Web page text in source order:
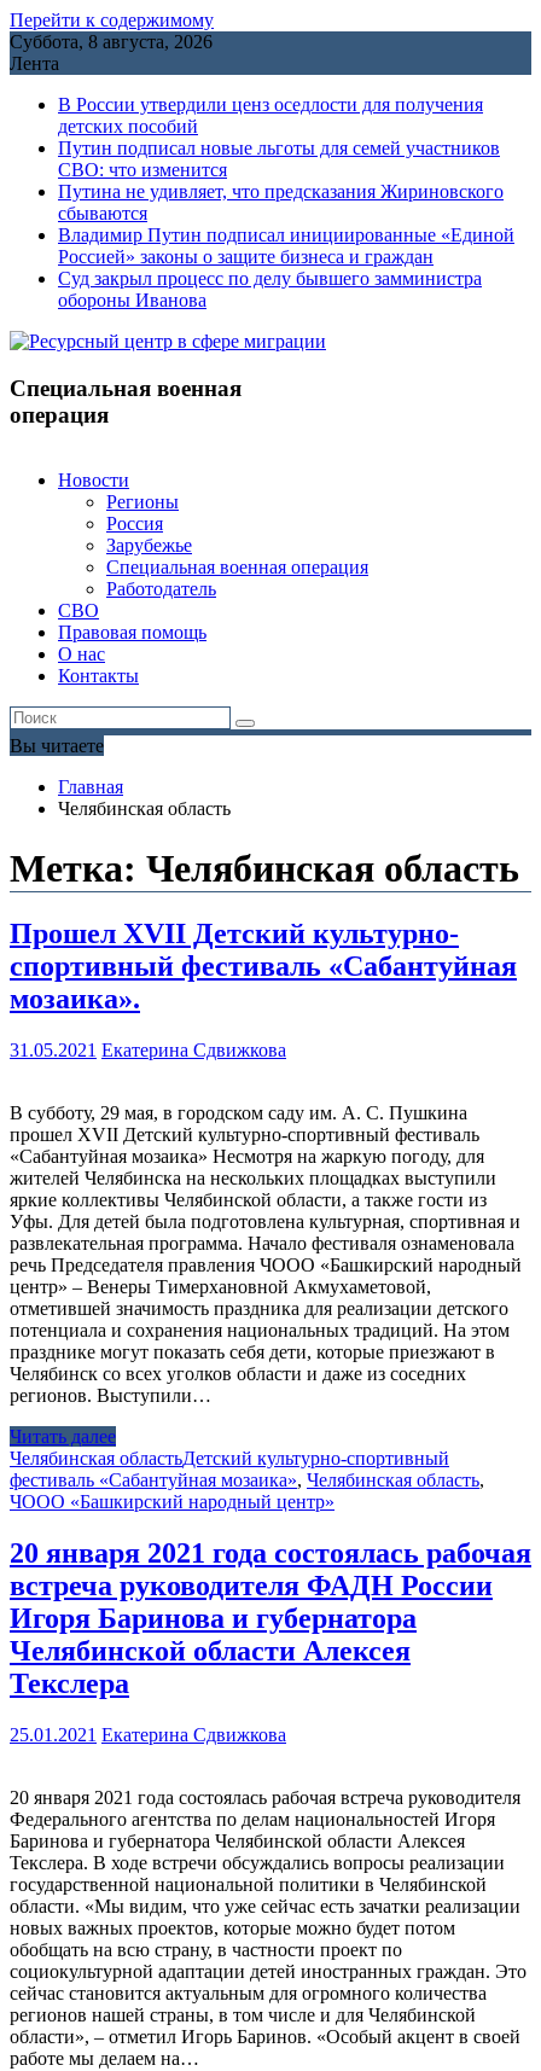
Перейти к содержимому
Суббота, 8 августа, 2026
Лента
В России утвердили ценз оседлости для получения
детских пособий
Путин подписал новые льготы для семей участников
СВО: что изменится
Путина не удивляет, что предсказания Жириновского
сбываются
Владимир Путин подписал инициированные «Единой
Россией» законы о защите бизнеса и граждан
Cуд закрыл процесс по делу бывшего замминистра
обороны Иванова
Специальная военная
операция
Новости
Регионы
Россия
Зарубежье
Специальная военная операция
Работодатель
СВО
Правовая помощь
О нас
Контакты
Вы читаете
Главная
Челябинская область
Метка: Челябинская область
Прошел XVII Детский культурно-
спортивный фестиваль «Сабантуйная
мозаика».
31.05.2021 Екатерина Сдвижкова
В субботу, 29 мая, в городском саду им. А. С. Пушкина
прошел XVII Детский культурно-спортивный фестиваль
«Сабантуйная мозаика» Несмотря на жаркую погоду, для
жителей Челябинска на нескольких площадках выступили
яркие коллективы Челябинской области, а также гости из
Уфы. Для детей была подготовлена культурная, спортивная и
развлекательная программа. Начало фестиваля ознаменовала
речь Председателя правления ЧООО «Башкирский народный
центр» – Венеры Тимерхановной Акмухаметовой,
отметившей значимость праздника для реализации детского
потенциала и сохранения национальных традиций. На этом
празднике могут показать себя дети, которые приезжают в
Челябинск со всех уголков области и даже из соседних
регионов. Выступили…
Читать далее
Челябинская областьДетский культурно-спортивный
фестиваль «Сабантуйная мозаика», Челябинская область,
ЧООО «Башкирский народный центр»
20 января 2021 года состоялась рабочая
встреча руководителя ФАДН России
Игоря Баринова и губернатора
Челябинской области Алексея
Текслера
25.01.2021 Екатерина Сдвижкова
20 января 2021 года состоялась рабочая встреча руководителя
Федерального агентства по делам национальностей Игоря
Баринова и губернатора Челябинской области Алексея
Текслера. В ходе встречи обсуждались вопросы реализации
государственной национальной политики в Челябинской
области. «Мы видим, что уже сейчас есть зачатки реализации
новых важных проектов, которые можно будет потом
обобщать на всю страну, в частности проект по
социокультурной адаптации детей иностранных граждан. Это
сейчас становится актуальным для огромного количества
регионов нашей страны, в том числе и для Челябинской
области», – отметил Игорь Баринов. «Особый акцент в своей
работе мы делаем на…